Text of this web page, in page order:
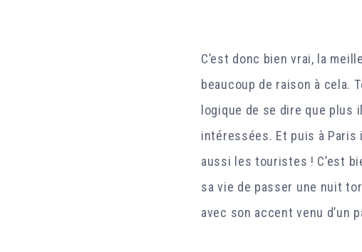
C’est donc bien vrai, la
beaucoup de raison à cela.
logique de se dire que
intéressées. Et puis à Paris
aussi les touristes ! C’est
sa vie de passer une nuit
avec son accent venu d’un